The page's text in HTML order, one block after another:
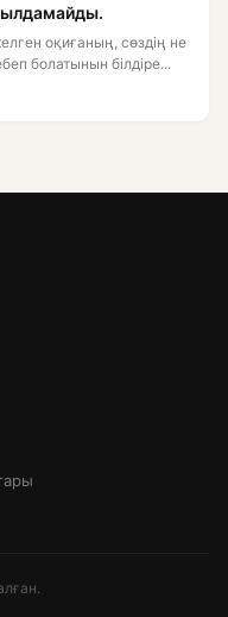
оқиғаның, сөздің не
болатынын білдіре...